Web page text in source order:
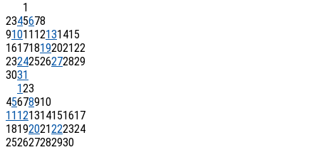
1
2345678
91011 12131415
16171819202122
23242526272829
3031
123
45678910
11 121314151617
18192021222324
252627282930